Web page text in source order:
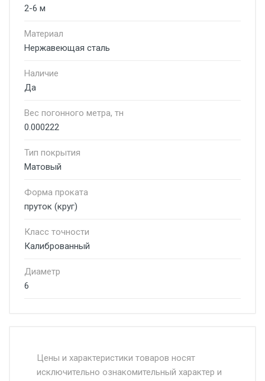
2-6 м
Материал
Нержавеющая сталь
Наличие
Да
Вес погонного метра, тн
0.000222
Тип покрытия
Матовый
Форма проката
пруток (круг)
Класс точности
Калиброванный
Диаметр
6
Москве и Московской области.
Цены и характеристики товаров носят
исключительно ознакомительный характер и